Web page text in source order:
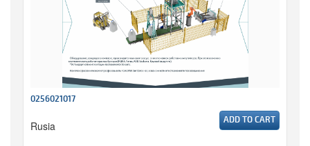
0256021017
Rusia ADD TO CART